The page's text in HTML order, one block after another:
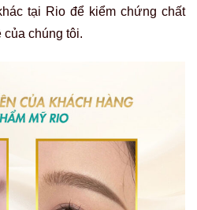
tại Rio để kiểm chứng chất
của chúng tôi.